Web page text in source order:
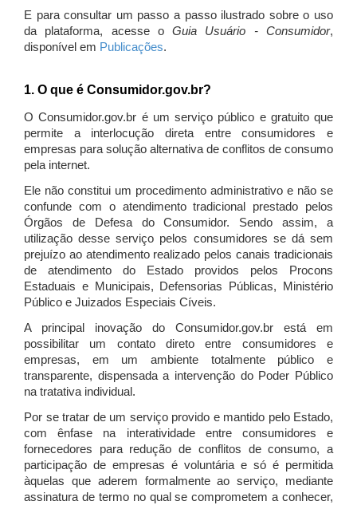
E para consultar um passo a passo ilustrado sobre o uso
da plataforma, acesse oGuia Usuário - Consumidor,
disponível em Publicações.
1. O que é Consumidor.gov.br?
O Consumidor.gov.br é um serviço público e gratuito que
permite a interlocução direta entre consumidores e
empresas para solução alternativa de conflitos de consumo
pela internet.
Ele não constitui um procedimento administrativo e não se
confunde com o atendimento tradicional prestado pelos
Órgãos de Defesa do Consumidor. Sendo assim, a
utilização desse serviço pelos consumidores se dá sem
prejuízo ao atendimento realizado pelos canais tradicionais
de atendimento do Estado providos pelos Procons
Estaduais e Municipais, Defensorias Públicas, Ministério
Público e Juizados Especiais Cíveis.
A principal inovação do Consumidor.gov.br está em
possibilitar um contato direto entre consumidores e
empresas, em um ambiente totalmente público e
transparente, dispensada a intervenção do Poder Público
na tratativa individual.
Por se tratar de um serviço provido e mantido pelo Estado,
com ênfase na interatividade entre consumidores e
fornecedores para redução de conflitos de consumo, a
participação de empresas é voluntária e só é permitida
àquelas que aderem formalmente ao serviço, mediante
assinatura de termo no qual se comprometem a conhecer,